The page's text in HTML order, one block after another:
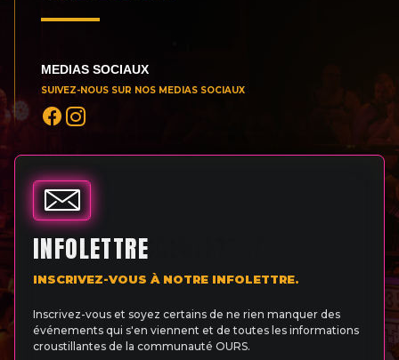
MEDIAS SOCIAUX
SUIVEZ-NOUS SUR NOS MEDIAS SOCIAUX
INFOLETTRE
INSCRIVEZ-VOUS À NOTRE INFOLETTRE.
Inscrivez-vous et soyez certains de ne rien manquer des
événements qui s'en viennent et de toutes les informations
croustillantes de la communauté OURS.